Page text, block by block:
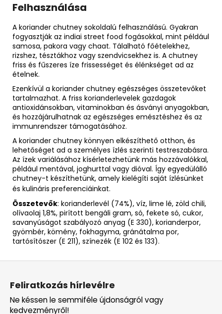
Felhasználása
A koriander chutney sokoldalú felhasználású. Gyakran
fogyasztják az indiai street food fogásokkal, mint például
samosa, pakora vagy chaat. Tálalható főételekhez,
rizshez, tésztákhoz vagy szendvicsekhez is. A chutney
friss és fűszeres íze frissességet és élénkséget ad az
ételnek.
Ezenkívül a koriander chutney egészséges összetevőket
tartalmazhat. A friss korianderlevelek gazdagok
antioxidánsokban, vitaminokban és ásványi anyagokban,
és hozzájárulhatnak az egészséges emésztéshez és az
immunrendszer támogatásához.
A koriander chutney könnyen elkészíthető otthon, és
lehetőséget ad a személyes ízlés szerinti testreszabásra.
Az ízek variálásához kísérletezhetünk más hozzávalókkal,
például mentával, joghurttal vagy dióval. Így egyedülálló
chutney-t készíthetünk, amely kielégíti saját ízlésünket
és kulináris preferenciáinkat.
Összetevők: korianderlevél (74%), víz, lime lé, zöld chili,
olívaolaj 1,8%, pirított bengáli gram, só, fekete só, cukor,
savanyúságot szabályozó anyag (E 330), korianderpor,
gyömbér, kömény, fokhagyma, gránátalma por,
tartósítószer (E 211), színezék (E 102 és 133).
Feliratkozás hírlevélre
Ne késsen le semmiféle újdonságról vagy
kedvezményről!